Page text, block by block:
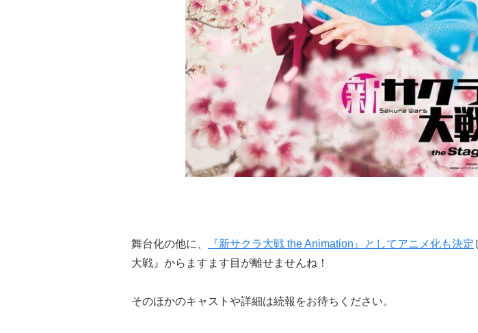
舞台化の他に、 『新サクラ大戦 the Animation』としてアニメ化も決定
大戦』からますます目が離せませんね！
そのほかのキャストや詳細は続報をお待ちください。